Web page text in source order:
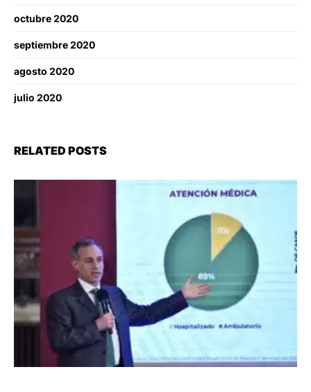
octubre 2020
septiembre 2020
agosto 2020
julio 2020
RELATED POSTS